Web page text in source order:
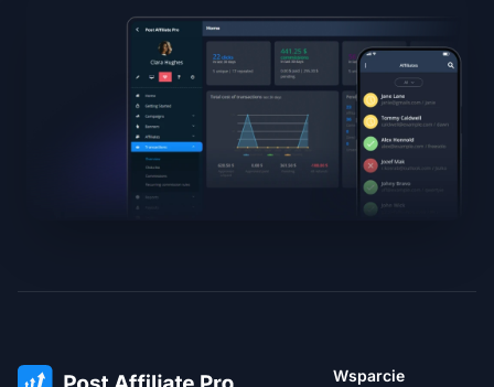
Wsparcie